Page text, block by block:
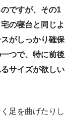
ですが、その1
の寝台と同じよ
がしっかり確保
つで、特に前後
サイズが欲しい
足を曲げたりし